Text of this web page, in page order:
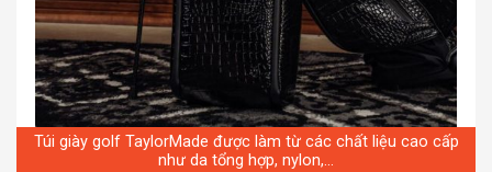
Túi giày golf TaylorMade được làm từ các chất liệu cao cấp
như da tổng hợp, nylon,…